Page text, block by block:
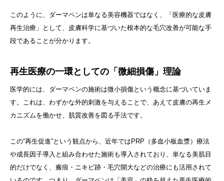
このように、ダーマペンは単なる美容機器ではなく、「医療的な皮膚
再生治療」として、皮膚科学に基づいた根本的な毛穴改善が可能な手
段であることが分かります。
再生医療の一環としての「微細損傷」理論
医学的には、ダーマペンの施術は微小損傷という概念に基づいていま
す。これは、わずかな外的刺激を与えることで、あえて皮膚の再生メ
カニズムを働かせ、肌質改善を図る手法です。
この“再生促進”という観点から、近年ではPRP（多血小板血漿）療法
や成長因子導入と組み合わせた施術も導入されており、単なる美肌目
的だけでなく、瘢痕・ニキビ跡・毛穴開大などの治療にも活用されて